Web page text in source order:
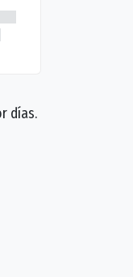
días.